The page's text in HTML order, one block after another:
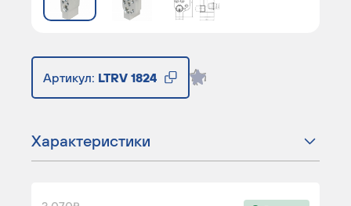
Артикул: LTRV 1824
Характеристики